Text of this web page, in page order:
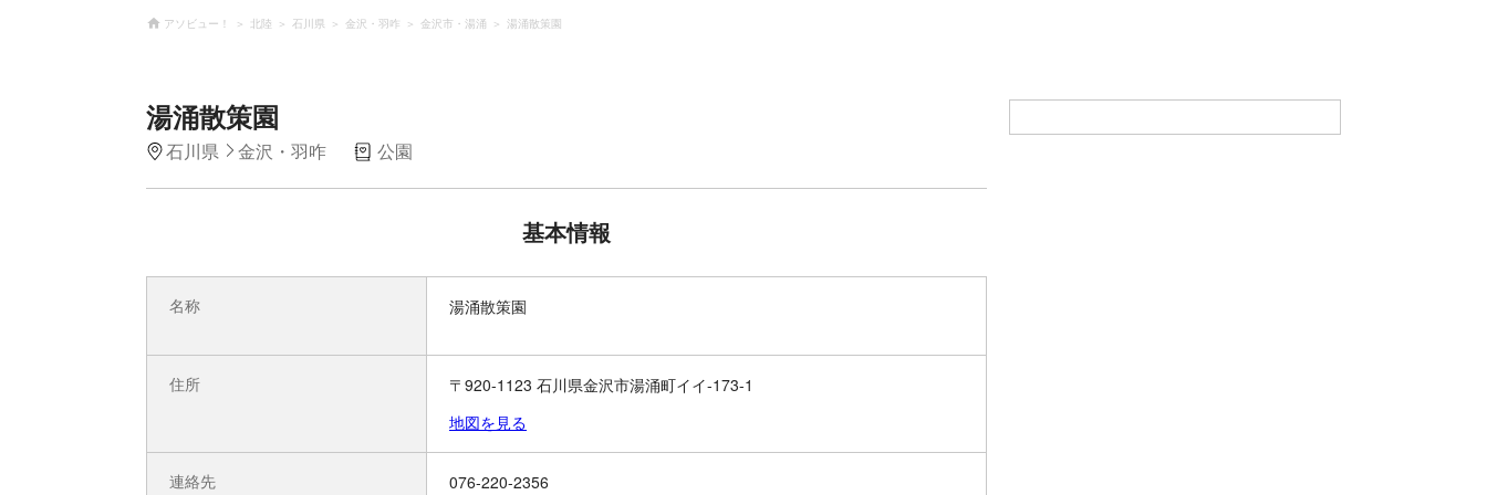
アソビュー！ 北陸 石川県 金沢・羽咋 金沢市・湯涌 湯涌散策園
湯涌散策園
石川県 金沢・羽咋 公園
基本情報
名称 湯涌散策園
住所
〒920-1123 石川県金沢市湯涌町イイ-173-1
地図を見る
連絡先 076-220-2356